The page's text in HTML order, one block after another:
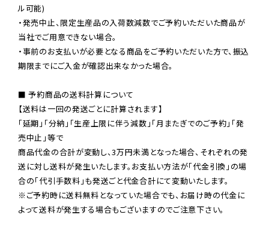
ル可能)
・発売中止、限定生産品の入荷数減数でご予約いただいた商品が
当社でご用意できない場合。
・事前のお支払いが必要となる商品をご予約いただいた方で、振込
期限までにご入金が確認出来なかった場合。
■ 予約商品の送料計算について
【送料は一回の発送ごとに計算されます】
「延期」「分納」「生産上限に伴う減数」「月またぎでのご予約」「発
売中止」等で
商品代金の合計が変動し、3万円未満となった場合、それぞれの発
送に対し送料が発生いたします。お支払い方法が「代金引換」の場
※ご予約時に送料無料となっていた場合でも、お届け時の代金に
よって送料が発生する場合もございますのでご注意下さい。